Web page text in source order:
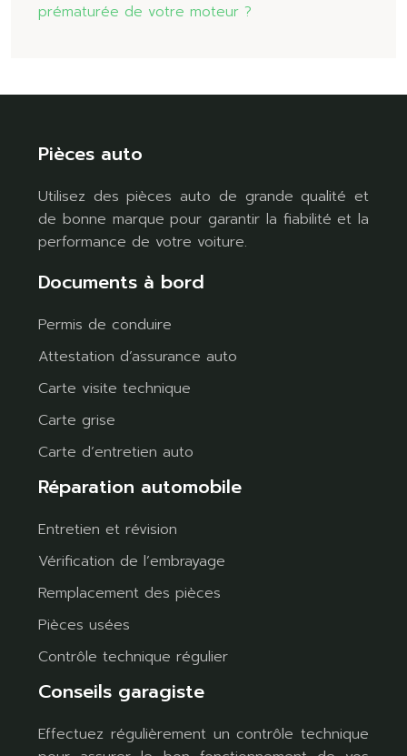
prématurée de votre moteur ?
Pièces auto
Utilisez des pièces auto de grande qualité et
de bonne marque pour garantir la fiabilité et la
performance de votre voiture.
Documents à bord
Permis de conduire
Attestation d’assurance auto
Carte visite technique
Carte grise
Carte d’entretien auto
Réparation automobile
Entretien et révision
Vérification de l’embrayage
Remplacement des pièces
Pièces usées
Contrôle technique régulier
Conseils garagiste
Effectuez régulièrement un contrôle technique